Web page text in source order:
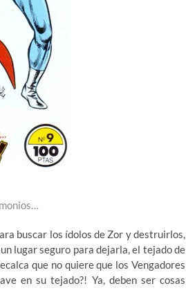
buscar los ídolos de Zor y destruirlos,
lugar seguro para dejarla, el tejado de
que no quiere que los Vengadores
en su tejado?! Ya, deben ser cosas